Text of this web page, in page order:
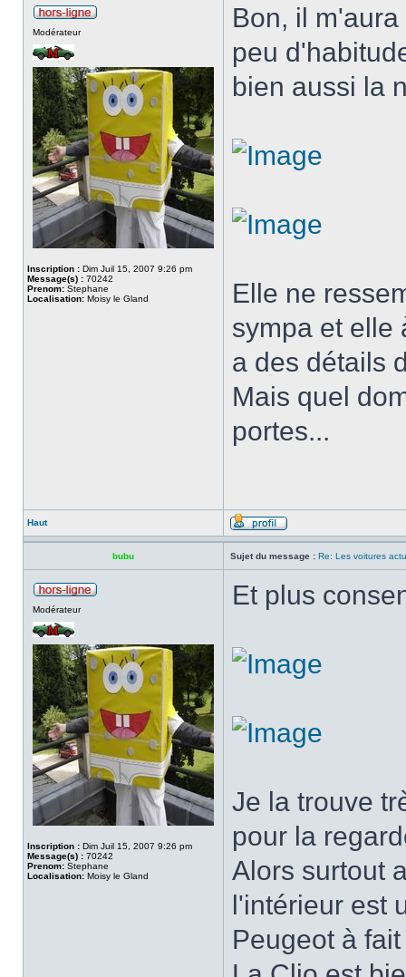
Modérateur
Inscription : Dim Juil 15, 2007 9:26 pm
Message(s) : 70242
Prenom: Stephane
Localisation: Moisy le Gland
Bon, il
peu
bien aussi la
Elle ne
sympa et elle
a des détails
Mais quel
portes...
Haut
bubu Sujet du message : Re: Les voitures
Modérateur
Inscription : Dim Juil 15, 2007 9:26 pm
Message(s) : 70242
Prenom: Stephane
Localisation: Moisy le Gland
Et plus
Je la trouve
pour la
Alors surtout
l'intérieur est
Peugeot à